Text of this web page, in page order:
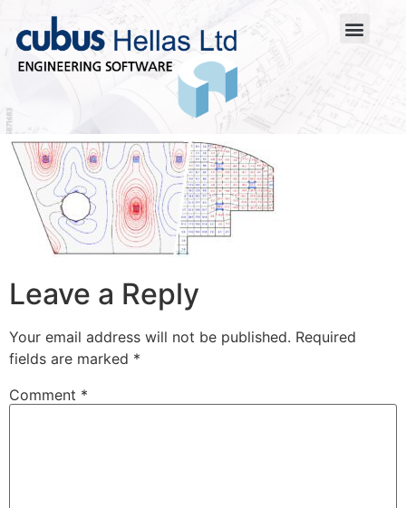
Leave a Reply
Your email address will not be published. Required
fields are marked *
Comment *